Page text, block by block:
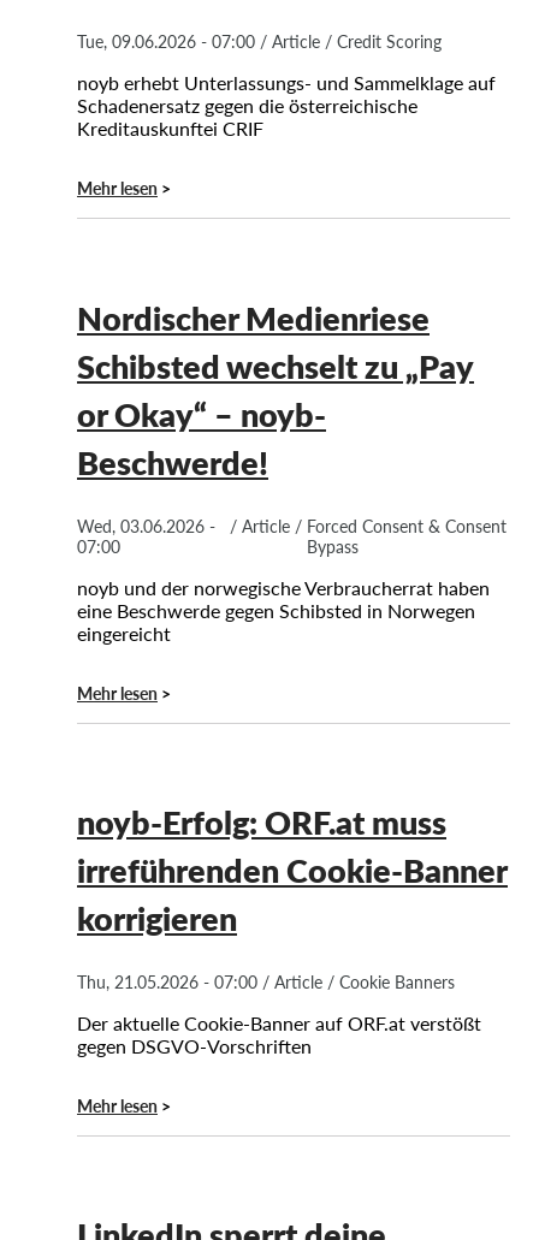
Tue, 09.06.2026 - 07:00 / Article / Credit Scoring
noyb erhebt Unterlassungs- und Sammelklage auf
Schadenersatz gegen die österreichische
Kreditauskunftei CRIF
Mehr lesen
Nordischer Medienriese
Schibsted wechselt zu „Pay
or Okay“ – noyb-
Beschwerde!
Wed, 03.06.2026 -
07:00
/ Article/ Forced Consent & Consent
Bypass
noyb und der norwegische Verbraucherrat haben
eine Beschwerde gegen Schibsted in Norwegen
eingereicht
Mehr lesen
noyb-Erfolg: ORF.at muss
irreführenden Cookie-Banner
korrigieren
Thu, 21.05.2026 - 07:00 / Article / Cookie Banners
Der aktuelle Cookie-Banner auf ORF.at verstößt
gegen DSGVO-Vorschriften
Mehr lesen